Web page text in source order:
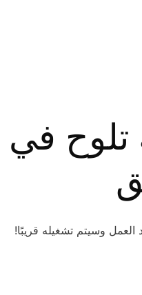
تلوح في
وسيتم تشغيله قريبًا!